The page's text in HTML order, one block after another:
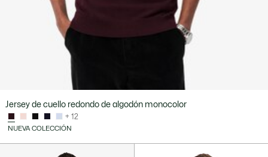
Jersey de cuello redondo de algodón monocolor
+ 12
NUEVA COLECCIÓN